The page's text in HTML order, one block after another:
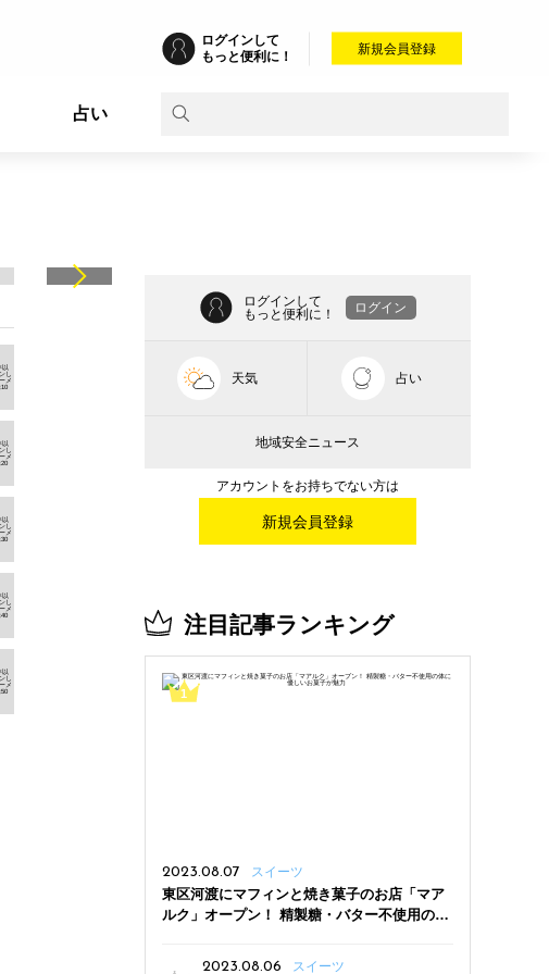
ログインして
もっと便利に！
新規会員登録
占い
ログインして
もっと便利に！
ログイン
天気 占い
地域安全ニュース
アカウントをお持ちでない方は
新規会員登録
注目記事ランキング
2023.08.07 スイーツ
東区河渡にマフィンと焼き菓子のお店「マア
ルク」オープン！ 精製糖・バター不使用の体
2023.08.06
スイーツ